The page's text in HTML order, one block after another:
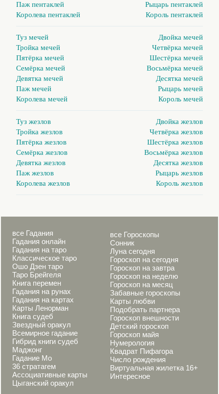
Паж пентаклей
Рыцарь пентаклей
Королева пентаклей
Король пентаклей
Туз мечей
Двойка мечей
Тройка мечей
Четвёрка мечей
Пятёрка мечей
Шестёрка мечей
Семёрка мечей
Восьмёрка мечей
Девятка мечей
Десятка мечей
Паж мечей
Рыцарь мечей
Королева мечей
Король мечей
Туз жезлов
Двойка жезлов
Тройка жезлов
Четвёрка жезлов
Пятёрка жезлов
Шестёрка жезлов
Семёрка жезлов
Восьмёрка жезлов
Девятка жезлов
Десятка жезлов
Паж жезлов
Рыцарь жезлов
Королева жезлов
Король жезлов
все Гадания
Гадания онлайн
Гадания на таро
Классическое таро
Ошо Дзен таро
Таро Брейгеля
Книга перемен
Гадания на рунах
Гадания на картах
Карты Ленорман
Книга судеб
Звездный оракул
Всемирное гадание
Гибрид книги судеб
Маджонг
Гадание Мо
36 стратагем
Ассоциативные карты
Цыганский оракул
все Гороскопы
Сонник
Луна сегодня
Гороскоп на сегодня
Гороскоп на завтра
Гороскоп на неделю
Гороскоп на месяц
Забавные гороскопы
Карты любви
Подобрать партнера
Гороскоп внешности
Детский гороскоп
Гороскоп майя
Нумерология
Квадрат Пифагора
Число рождения
Виртуальная жилетка 16+
Интересное